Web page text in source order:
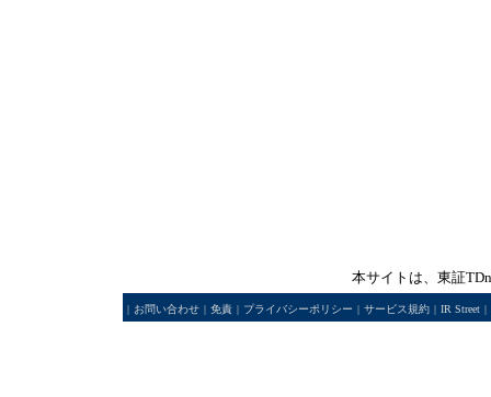
本サイトは、東証
| お問い合わせ | 免責 | プライバシーポリシー | サービス規約 | IR Street |